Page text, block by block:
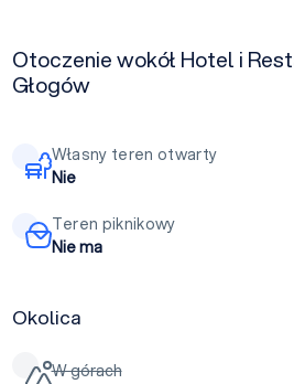
Otoczenie wokół Hotel i
Głogów
Własny teren otwarty
Nie
Teren piknikowy
Nie ma
Okolica
W górach